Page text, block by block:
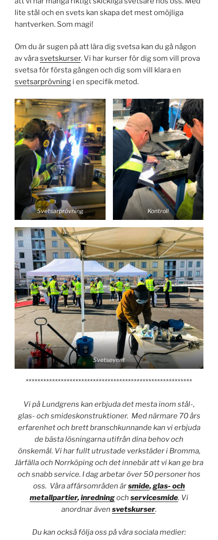
lite stål och en svets kan skapa det mest omöjliga
hantverken. Som magi!
Om du är sugen på att lära dig svetsa kan du gå någon
av vårasvetskurser. Vi har kurser för dig som vill prova
svetsa för första gången och dig som vill klara en
svetsarprövning i en specifik metod.
Svetsarprövning Kontroll
Svetsevent
*********************************************************
Vi på Lundgrens kan erbjuda det mesta inom stål-,
glas- och smideskonstruktioner. Med närmare 70 års
erfarenhet och brett branschkunnande kan vi erbjuda
de bästa lösningarna utifrån dina behov och
önskemål. Vi har fullt utrustade verkstäder i Bromma,
Järfälla och Norrköping och det innebär att vi kan ge bra
och snabb service. I dag arbetar över 50 personer hos
oss. Våra affärsområden ärsmide, glas- och
metallpartier, inredningoch servicesmide. Vi
anordnar även svetskurser.
Du kan också följa oss på våra sociala medier: